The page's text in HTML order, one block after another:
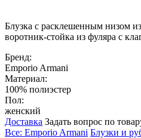
Блузка с расклешенным низом
воротник-стойка из фуляра с
Бренд:
Emporio Armani
Материал:
100% полиэстер
Пол:
женский
Доставка Задать вопрос по
Все: Emporio Armani Блузки и